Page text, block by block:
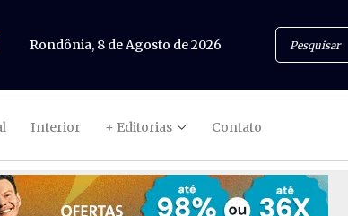
Rondônia, 8 de Agosto de 2026
Interior + Editorias Contato